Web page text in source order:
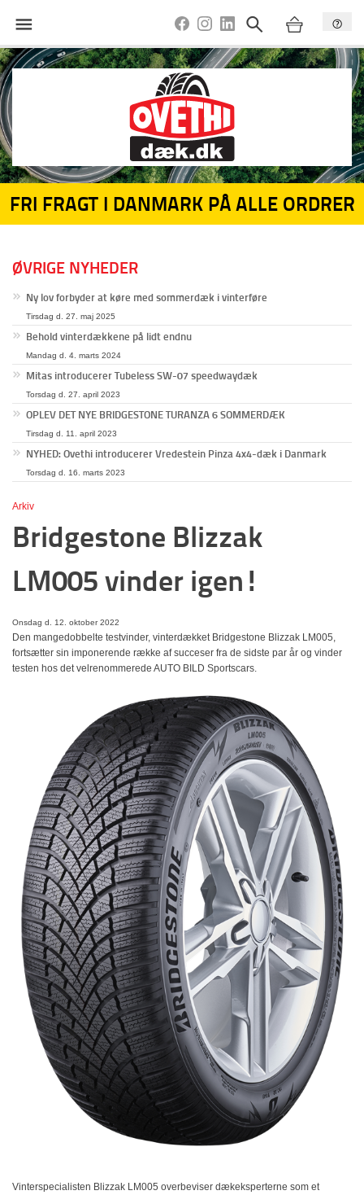
FRI FRAGT I DANMARK PÅ ALLE ORDRER
ØVRIGE NYHEDER
Ny lov forbyder at køre med sommerdæk i vinterføre
Tirsdag d. 27. maj 2025
Behold vinterdækkene på lidt endnu
Mandag d. 4. marts 2024
Mitas introducerer Tubeless SW-07 speedwaydæk
Torsdag d. 27. april 2023
OPLEV DET NYE BRIDGESTONE TURANZA 6 SOMMERDÆK
Tirsdag d. 11. april 2023
NYHED: Ovethi introducerer Vredestein Pinza 4x4-dæk i Danmark
Torsdag d. 16. marts 2023
Arkiv
Bridgestone Blizzak
LM005 vinder igen!
Onsdag d. 12. oktober 2022
Den mangedobbelte testvinder, vinterdækket Bridgestone Blizzak LM005,
fortsætter sin imponerende række af succeser fra de sidste par år og vinder
testen hos det velrenommerede AUTO BILD Sportscars.
Vinterspecialisten Blizzak LM005 overbeviser dækeksperterne som et